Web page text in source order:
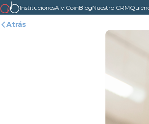
InstitucionesAlviCoinBlogNuestro CRM
Atrás